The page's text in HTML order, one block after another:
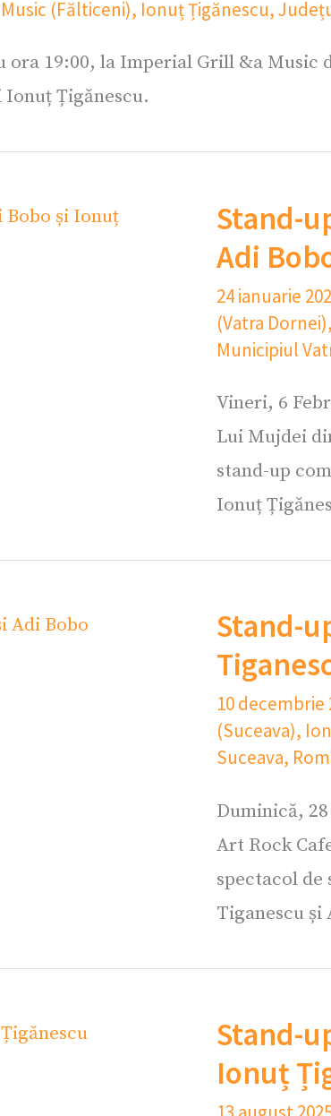
(Fălticeni), Ionuț Țigănescu,
ora 19:00, la Imperial Grill &a Music
Ionuț Țigănescu.
Stand-
Adi
24 ianuarie
(Vatra Dornei),
Municipiul
Vineri, 6
Lui Mujdei
stand-up
Ionuț
Stand-
10 decembrie
(Suceava),
Suceava,
Duminică,
Art Rock
spectacol de
Tiganescu și
Stand-
Ionuț